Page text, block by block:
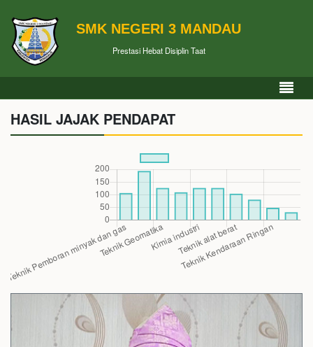
SMK NEGERI 3 MANDAU
Prestasi Hebat Disiplin Taat
HASIL JAJAK PENDAPAT